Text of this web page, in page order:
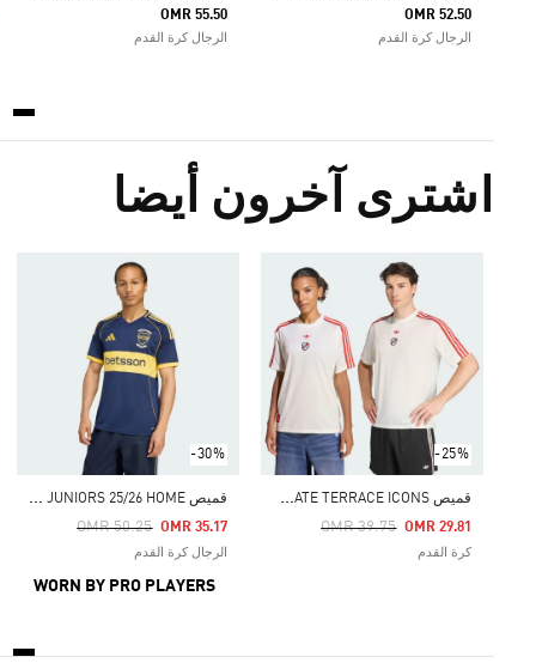
OMR 52.50
الرجال كرة القدم
OMR 55.50
الرجال كرة القدم
اشترى آخرون أيضا
-25%
ق
ميص RIVER PLATE TERRACE ICONS
Price Reduced From
OMR 39.75
To OMR 29.81
كرة القدم
-30%
ق
ميص BOCA JUNIORS 25/26 HOME
Price Reduced From
OMR 50.25
To OMR 35.17
الرجال كرة القدم
WORN BY PRO PLAYERS